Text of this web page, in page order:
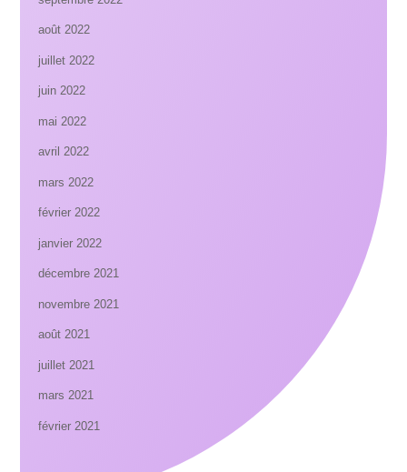
août 2022
juillet 2022
juin 2022
mai 2022
avril 2022
mars 2022
février 2022
janvier 2022
décembre 2021
novembre 2021
août 2021
juillet 2021
mars 2021
février 2021